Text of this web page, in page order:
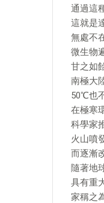
通過這
這就是
無處不
微生物
甘之如
南極大
50℃也
在極寒
科學家
火山噴
而逐漸
隨著地
具有重
家稱之